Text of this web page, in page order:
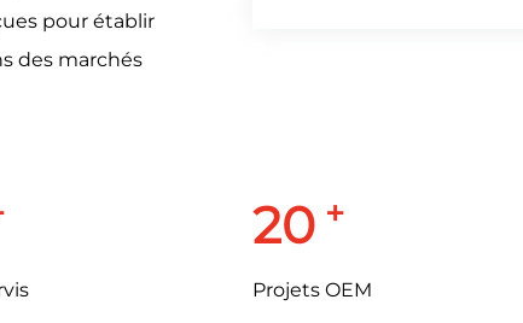
pour établir
des marchés
20 +
Projets OEM